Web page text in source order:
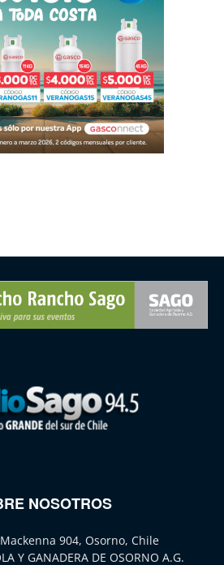
NOSOTROS
904, Osorno, Chile
Y GANADERA DE OSORNO A.G.